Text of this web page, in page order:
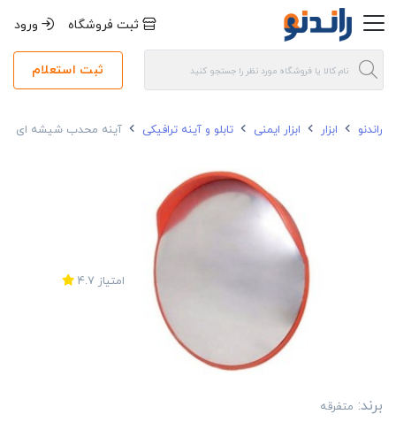
ثبت فروشگاه ورود
ثبت استعلام
راندنو ابزار ابزار ایمنی تابلو و آینه ترافیکی آینه محدب شیشه ای قطر 90 سانتی
امتیاز 4.7
برند: متفرقه